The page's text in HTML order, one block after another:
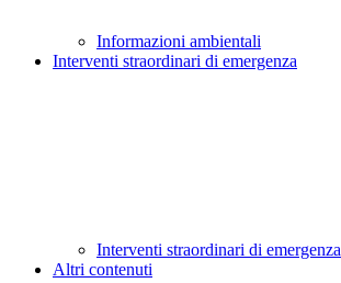
Informazioni ambientali
Interventi straordinari di emergenza
Interventi straordinari di emergenza
Altri contenuti